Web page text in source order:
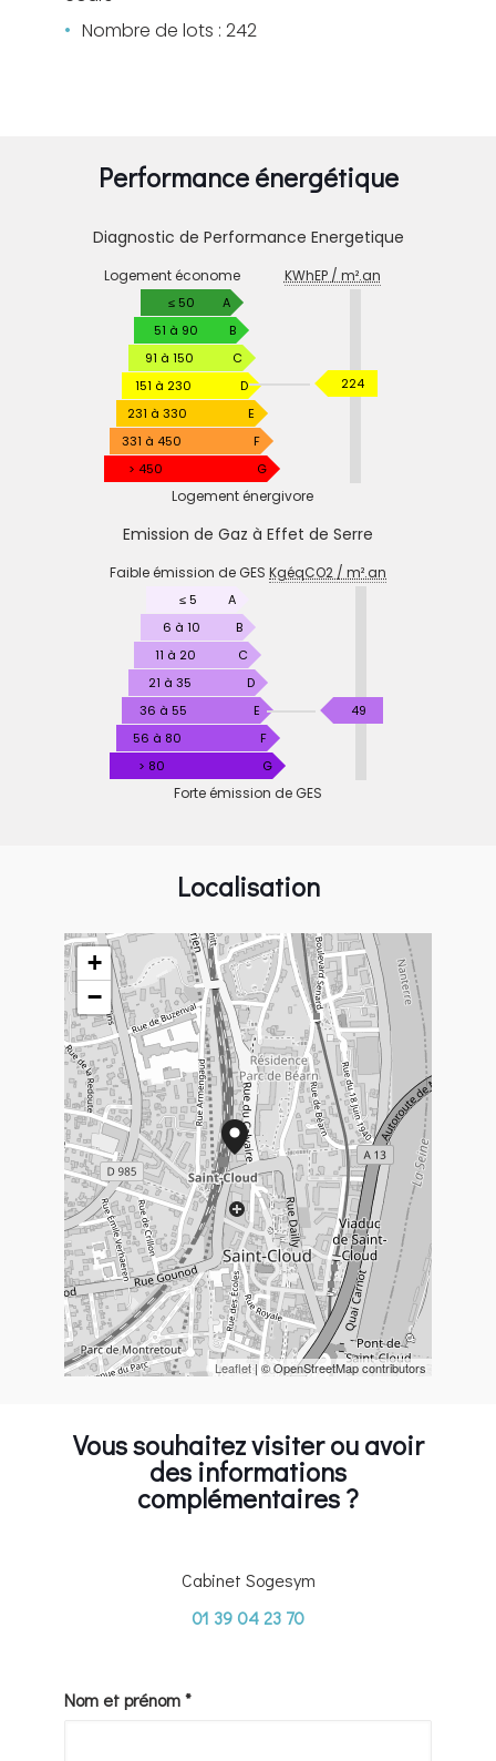
Nombre de lots : 242
Performance énergétique
Diagnostic de Performance Energetique
DE
PERFORMANCE
ENERGETIQUE
Logement économe KWhEP / m².an
≤ 50
A
51 à 90
B
91 à 150
C
151 à 230
D
231 à 330
E
331 à 450
F
> 450
G
224KWhEP
Logement énergivore
Emission de Gaz à Effet de Serre
DE
EFFET
SERRE
Faible émission de GES KgéqCO2 / m².an
≤ 5
A
6 à 10
B
11 à 20
C
21 à 35
D
36 à 55
E
56 à 80
F
> 80
G
49KgéqCO2
Forte émission de GES
Localisation
+
−
Leaflet| © OpenStreetMap contributors
Vous souhaitez visiter ou avoir
des informations
complémentaires ?
Cabinet Sogesym
01 39 04 23 70
Nom et prénom *